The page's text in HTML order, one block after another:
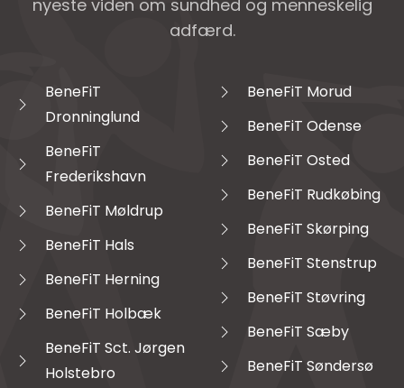
nyeste viden om sundhed og menneskelig
adfærd.
BeneFiT
Dronninglund
BeneFiT
Frederikshavn
BeneFiT Møldrup
BeneFiT Hals
BeneFiT Herning
BeneFiT Holbæk
BeneFiT Sct. Jørgen
Holstebro
BeneFiT Morud
BeneFiT Odense
BeneFiT Osted
BeneFiT Rudkøbing
BeneFiT Skørping
BeneFiT Stenstrup
BeneFiT Støvring
BeneFiT Sæby
BeneFiT Søndersø